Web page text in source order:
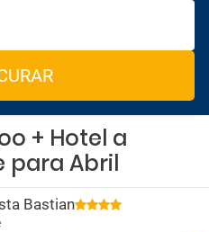
+ Hotel a
para Abril
Bastian